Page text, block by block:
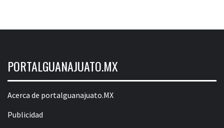
PORTALGUANAJUATO.MX
Acerca de portalguanajuato.MX
Publicidad